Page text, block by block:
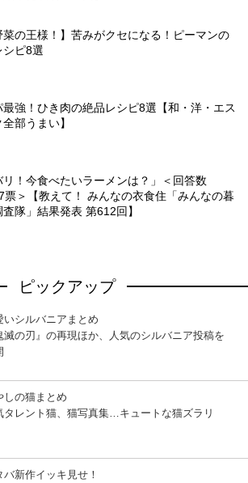
菜の王様！】苦みがクセになる！ピーマンの
シピ8選
最強！ひき肉の絶品レシピ8選【和・洋・エス
部うまい】
リ！今食べたいラーメンは？」＜回答数
票＞【教えて！ みんなの衣食住「みんなの暮
査隊」結果発表 第612回】
ピックアップ
いシルバニアまとめ
滅の刃』の再現ほか、人気のシルバニア投稿を
しの猫まとめ
タレント猫、猫写真集…キュートな猫ズラリ
バ新作イッキ見せ！